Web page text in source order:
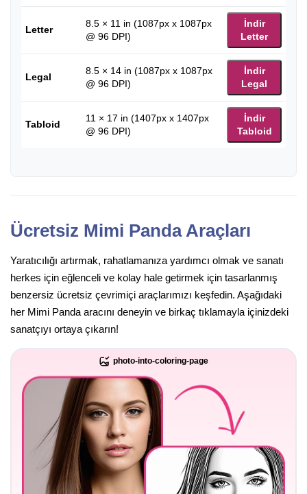
Letter
8.5 × 11 in (1087px x 1087px
@ 96 DPI)
İndir
Letter
Legal
8.5 × 14 in (1087px x 1087px
@ 96 DPI)
İndir
Legal
Tabloid
11 × 17 in (1407px x 1407px
@ 96 DPI)
İndir
Tabloid
Ücretsiz Mimi Panda Araçları
Yaratıcılığı artırmak, rahatlamanıza yardımcı olmak ve sanatı
herkes için eğlenceli ve kolay hale getirmek için tasarlanmış
benzersiz ücretsiz çevrimiçi araçlarımızı keşfedin. Aşağıdaki
her Mimi Panda aracını deneyin ve birkaç tıklamayla içinizdeki
sanatçıyı ortaya çıkarın!
photo-into-coloring-page